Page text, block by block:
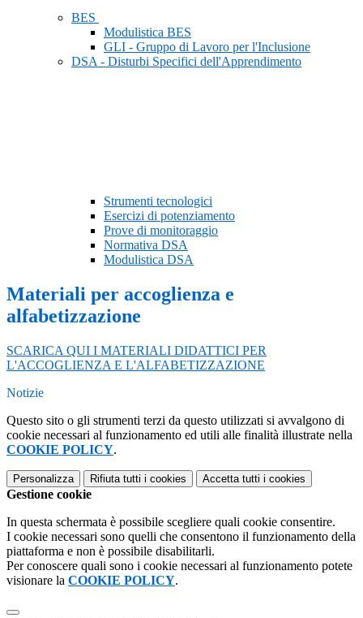
BES
Modulistica BES
GLI - Gruppo di Lavoro per l'Inclusione
DSA - Disturbi Specifici dell'Apprendimento
Strumenti tecnologici
Esercizi di potenziamento
Prove di monitoraggio
Normativa DSA
Modulistica DSA
Materiali per accoglienza e
alfabetizzazione
SCARICA QUI I MATERIALI DIDATTICI PER
L'ACCOGLIENZA E L'ALFABETIZZAZIONE
Notizie
Questo sito o gli strumenti terzi da questo utilizzati si avvalgono di
cookie necessari al funzionamento ed utili alle finalità illustrate nella
COOKIE POLICY.
Personalizza Rifiuta tutti i cookies Accetta tutti i cookies
Gestione cookie
In questa schermata è possibile scegliere quali cookie consentire.
I cookie necessari sono quelli che consentono il funzionamento della
piattaforma e non è possibile disabilitarli.
Per conoscere quali sono i cookie necessari al funzionamento potete
visionare la COOKIE POLICY.